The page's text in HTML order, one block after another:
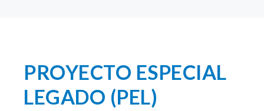
PROYECTO ESPECIAL
LEGADO (PEL)